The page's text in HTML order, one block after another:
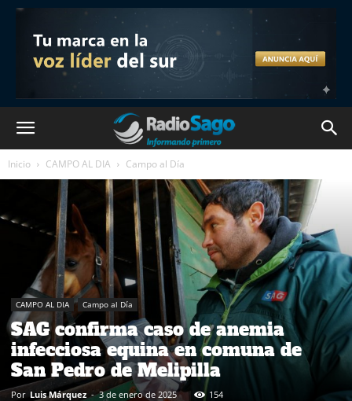
Inicio CAMPO AL DIA Campo al Día
CAMPO AL DIA Campo al Día
SAG confirma caso de anemia
infecciosa equina en comuna de
San Pedro de Melipilla
Por Luis Márquez - 3 de enero de 2025 154